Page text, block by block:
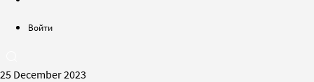
Войти
25 December 2023